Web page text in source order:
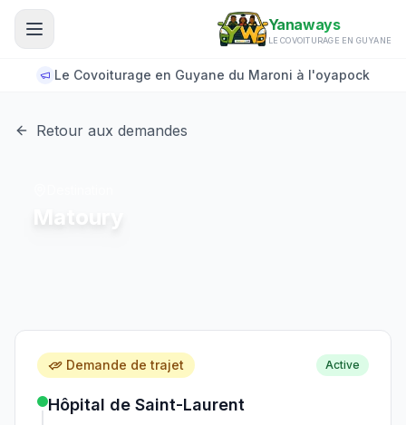
Aller au contenu principal
Yanaways
LE COVOITURAGE EN GUYANE
Le Covoiturage en Guyane du Maroni à l'oyapock
Retour aux demandes
Matoury
Demande de trajet Active
Hôpital de Saint-Laurent